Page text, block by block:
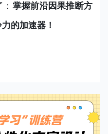
掌握前沿因果推断方
的加速器！